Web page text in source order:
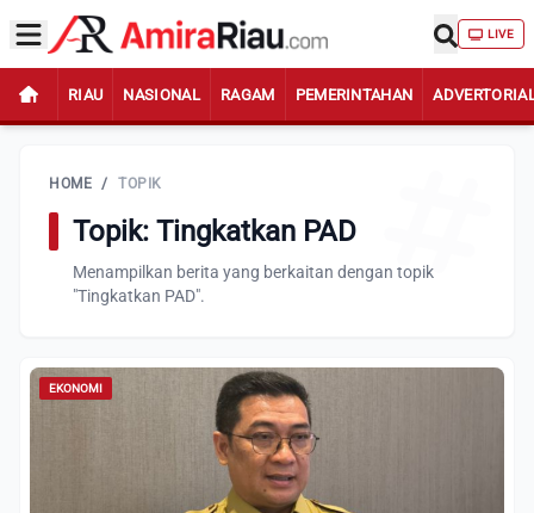
LIVE
RIAU NASIONAL RAGAM PEMERINTAHAN
HOME / TOPIK
Topik: Tingkatkan PAD
Menampilkan berita yang berkaitan dengan topik
"Tingkatkan PAD".
EKONOMI